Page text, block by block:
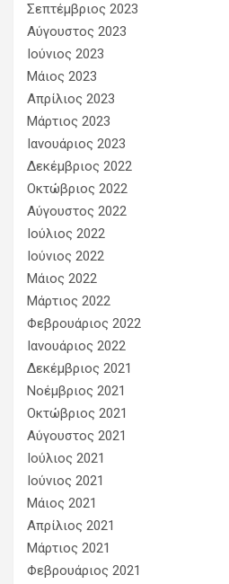
Σεπτέμβριος 2023
Αύγουστος 2023
Ιούνιος 2023
Μάιος 2023
Απρίλιος 2023
Μάρτιος 2023
Ιανουάριος 2023
Δεκέμβριος 2022
Οκτώβριος 2022
Αύγουστος 2022
Ιούλιος 2022
Ιούνιος 2022
Μάιος 2022
Μάρτιος 2022
Φεβρουάριος 2022
Ιανουάριος 2022
Δεκέμβριος 2021
Νοέμβριος 2021
Οκτώβριος 2021
Αύγουστος 2021
Ιούλιος 2021
Ιούνιος 2021
Μάιος 2021
Απρίλιος 2021
Μάρτιος 2021
Φεβρουάριος 2021